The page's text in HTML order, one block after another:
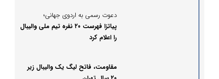
دعوت رسمی به اردوی جهانی؛
پیاتزا فهرست ۲۰ نفره تیم ملی والیبال
را اعلام کرد
مقاومت، فاتح لیگ یک والیبال زیر